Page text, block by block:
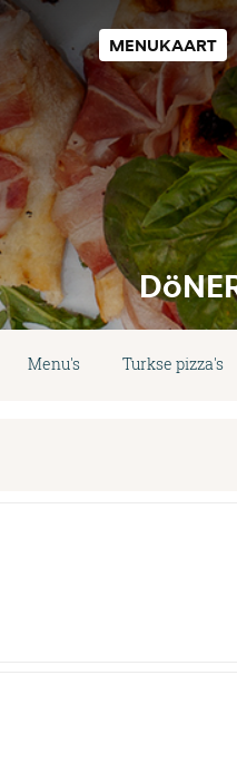
MENUKAART
Menu's Turkse pizza's